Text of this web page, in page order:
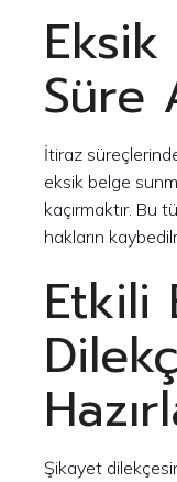
Süre
İtiraz
eksik belge
kaçırmaktır. Bu
hakların
Etkili
Şikayet